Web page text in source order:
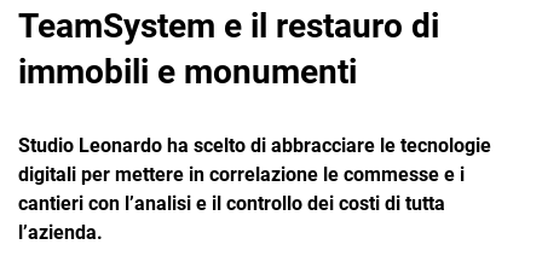
TeamSystem e il restauro di
immobili e monumenti
Studio Leonardo ha scelto di abbracciare le tecnologie
digitali per mettere in correlazione le commesse e i
cantieri con l’analisi e il controllo dei costi di tutta
l’azienda.